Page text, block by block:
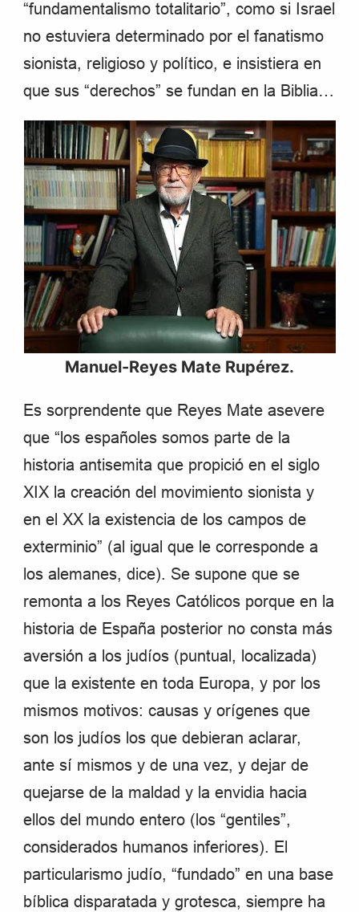
“fundamentalismo totalitario”, como si Israel
no estuviera determinado por el fanatismo
sionista, religioso y político, e insistiera en
que sus “derechos” se fundan en la Biblia…
Manuel-Reyes Mate Rupérez.
Es sorprendente que Reyes Mate asevere
que “los españoles somos parte de la
historia antisemita que propició en el siglo
XIX la creación del movimiento sionista y
en el XX la existencia de los campos de
exterminio” (al igual que le corresponde a
los alemanes, dice). Se supone que se
remonta a los Reyes Católicos porque en la
historia de España posterior no consta más
aversión a los judíos (puntual, localizada)
que la existente en toda Europa, y por los
mismos motivos: causas y orígenes que
son los judíos los que debieran aclarar,
ante sí mismos y de una vez, y dejar de
quejarse de la maldad y la envidia hacia
ellos del mundo entero (los “gentiles”,
considerados humanos inferiores). El
particularismo judío, “fundado” en una base
bíblica disparatada y grotesca, siempre ha